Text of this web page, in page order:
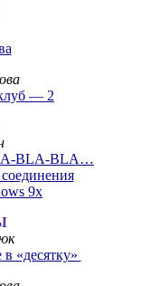
— 2
BLA-BLA…
9x
«десятку»